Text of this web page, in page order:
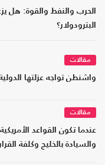
الحرب والنفط والقوة: هل
البترودولار؟
مقالات
واشنطن تواجه عزلتها
مقالات
عندما تكون القواعد
والسيادة بالخليج وكلفة